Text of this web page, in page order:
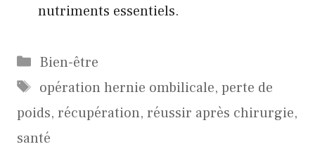
nutriments essentiels.
Catégories
Bien-être
Étiquettes
opération hernie ombilicale, perte de
poids, récupération, réussir après chirurgie,
santé